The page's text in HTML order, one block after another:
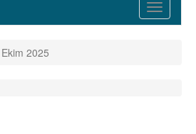
Toggle
Ekim 2025